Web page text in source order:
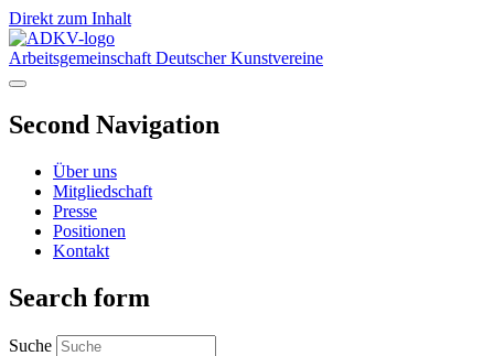
Direkt zum Inhalt
Arbeitsgemeinschaft Deutscher Kunstvereine
Second Navigation
Über uns
Mitgliedschaft
Presse
Positionen
Kontakt
Search form
Suche